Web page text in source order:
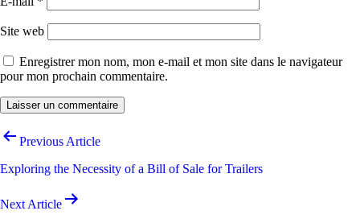
Site web
Enregistrer mon nom, mon e-mail et mon site dans le navigateur
pour mon prochain commentaire.
Navigation
l’article
Previous Article
Exploring the Necessity of a Bill of Sale for Trailers
Next Article